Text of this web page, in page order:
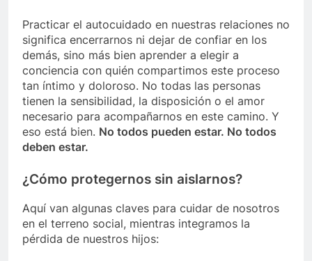
Practicar el autocuidado en nuestras relaciones no
significa encerrarnos ni dejar de confiar en los
demás, sino más bien aprender a elegir a
conciencia con quién compartimos este proceso
tan íntimo y doloroso. No todas las personas
tienen la sensibilidad, la disposición o el amor
necesario para acompañarnos en este camino. Y
eso está bien. No todos pueden estar. No todos
deben estar.
¿Cómo protegernos sin aislarnos?
Aquí van algunas claves para cuidar de nosotros
en el terreno social, mientras integramos la
pérdida de nuestros hijos: